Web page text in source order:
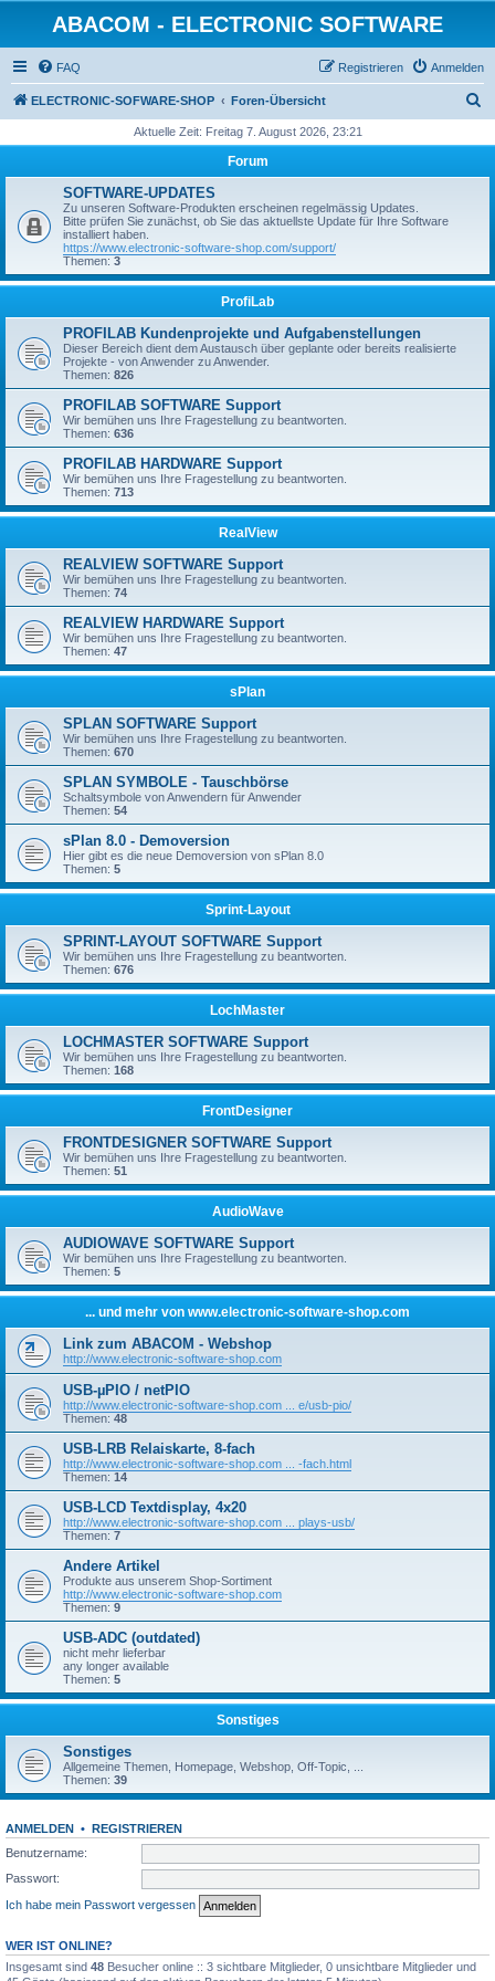
ABACOM - ELECTRONIC SOFTWARE
FAQ Anmelden
Registrieren
ELECTRONIC-SOFWARE-SHOP Foren-Übersicht
h
Aktuelle Zeit: Freitag 7. August 2026, 23:21
Forum
SOFTWARE-UPDATES
Zu unseren Software-Produkten erscheinen regelmässig Updates.
Bitte prüfen Sie zunächst, ob Sie das aktuellste Update für Ihre Software
installiert haben.
https://www.electronic-software-shop.com/support/
Themen: 3
ProfiLab
PROFILAB Kundenprojekte und Aufgabenstellungen
Dieser Bereich dient dem Austausch über geplante oder bereits realisierte
Projekte - von Anwender zu Anwender.
Themen: 826
PROFILAB SOFTWARE Support
Wir bemühen uns Ihre Fragestellung zu beantworten.
Themen: 636
PROFILAB HARDWARE Support
Wir bemühen uns Ihre Fragestellung zu beantworten.
Themen: 713
RealView
REALVIEW SOFTWARE Support
Wir bemühen uns Ihre Fragestellung zu beantworten.
Themen: 74
REALVIEW HARDWARE Support
Wir bemühen uns Ihre Fragestellung zu beantworten.
Themen: 47
sPlan
SPLAN SOFTWARE Support
Wir bemühen uns Ihre Fragestellung zu beantworten.
Themen: 670
SPLAN SYMBOLE - Tauschbörse
Schaltsymbole von Anwendern für Anwender
Themen: 54
sPlan 8.0 - Demoversion
Hier gibt es die neue Demoversion von sPlan 8.0
Themen: 5
Sprint-Layout
SPRINT-LAYOUT SOFTWARE Support
Wir bemühen uns Ihre Fragestellung zu beantworten.
Themen: 676
LochMaster
LOCHMASTER SOFTWARE Support
Wir bemühen uns Ihre Fragestellung zu beantworten.
Themen: 168
FrontDesigner
FRONTDESIGNER SOFTWARE Support
Wir bemühen uns Ihre Fragestellung zu beantworten.
Themen: 51
AudioWave
AUDIOWAVE SOFTWARE Support
Wir bemühen uns Ihre Fragestellung zu beantworten.
Themen: 5
... und mehr von www.electronic-software-shop.com
Link zum ABACOM - Webshop
http://www.electronic-software-shop.com
USB-µPIO / netPIO
http://www.electronic-software-shop.com ... e/usb-pio/
Themen: 48
USB-LRB Relaiskarte, 8-fach
http://www.electronic-software-shop.com ... -fach.html
Themen: 14
USB-LCD Textdisplay, 4x20
http://www.electronic-software-shop.com ... plays-usb/
Themen: 7
Andere Artikel
Produkte aus unserem Shop-Sortiment
http://www.electronic-software-shop.com
Themen: 9
USB-ADC (outdated)
nicht mehr lieferbar
any longer available
Themen: 5
Sonstiges
Sonstiges
Allgemeine Themen, Homepage, Webshop, Off-Topic, ...
Themen: 39
ANMELDEN • REGISTRIEREN
Benutzername:
Passwort:
Ich habe mein Passwort vergessen
WER IST ONLINE?
Insgesamt sind 48 Besucher online :: 3 sichtbare Mitglieder, 0 unsichtbare Mitglieder und